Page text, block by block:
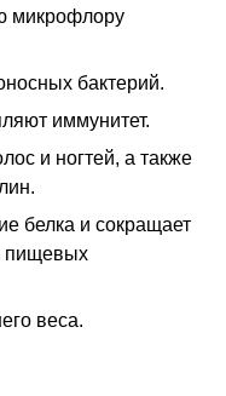
микрофлору
бактерий.
иммунитет.
и ногтей, а также
белка и сокращает
пищевых
веса.